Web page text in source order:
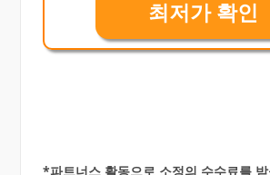
최저가 확인
*파트너스 활동으로 소정의 수수료를